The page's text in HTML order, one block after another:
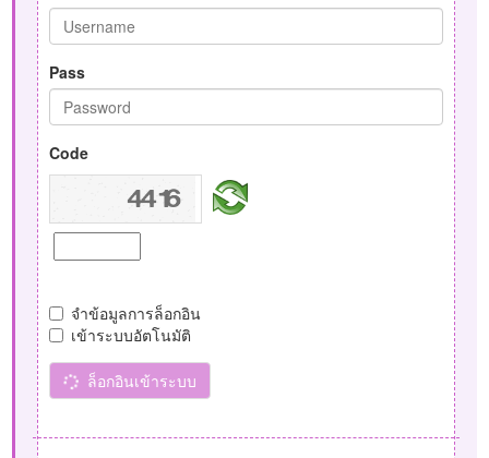
Pass
Code
จำข้อมูลการล็อกอิน
เข้าระบบอัตโนมัติ
ล็อกอินเข้าระบบ